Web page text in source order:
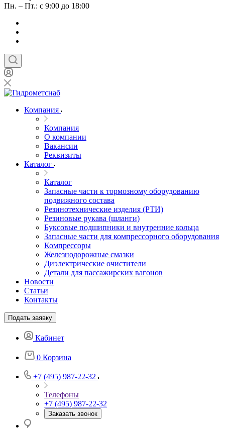
Пн. – Пт.: с 9:00 до 18:00
Компания
Компания
О компании
Вакансии
Реквизиты
Каталог
Каталог
Запасные части к тормозному оборудованию
подвижного состава
Резинотехнические изделия (РТИ)
Резиновые рукава (шланги)
Буксовые подшипники и внутренние кольца
Запасные части для компрессорного оборудования
Компрессоры
Железнодорожные смазки
Диэлектрические очистители
Детали для пассажирских вагонов
Новости
Статьи
Контакты
Подать заявку
Кабинет
0 Корзина
+7 (495) 987-22-32
Телефоны
+7 (495) 987-22-32
Заказать звонок